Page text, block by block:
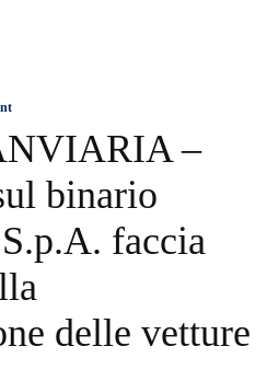
–
binario
faccia
delle vetture